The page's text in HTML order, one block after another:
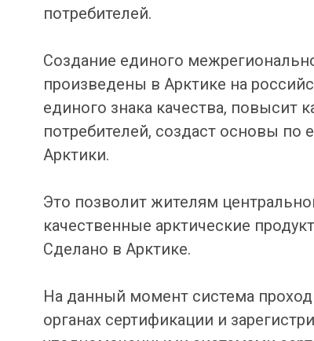
потребителей.
Создание единого
произведены в Арктике на
единого знака качества, повысит
потребителей, создаст основы
Арктики.
Это позволит жителям
качественные арктические
Сделано в Арктике.
На данный момент система
органах сертификации и